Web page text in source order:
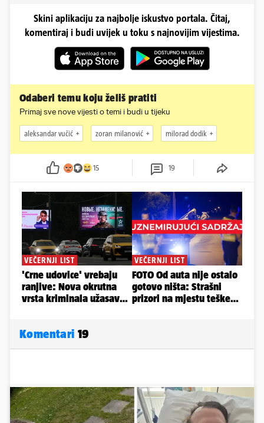
Skini aplikaciju za najbolje iskustvo portala. Čitaj,
komentiraj i budi uvijek u toku s najnovijim vijestima.
Odaberi temu koju želiš pratiti
Primaj sve nove vijesti o temi i budi u tijeku
aleksandar vučić zoran milanović milorad dodik
15 19
Komentari 19